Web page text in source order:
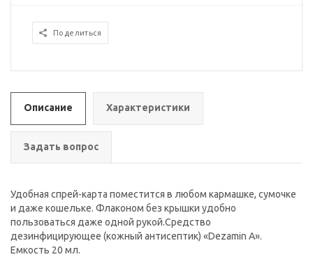
Поделиться
Описание Характеристики
Задать вопрос
Удобная спрей-карта поместится в любом кармашке, сумочке
и даже кошельке. Флаконом без крышки удобно
пользоваться даже одной рукой.Средство
дезинфицирующее (кожный антисептик) «Dezamin A».
Емкость 20 мл.